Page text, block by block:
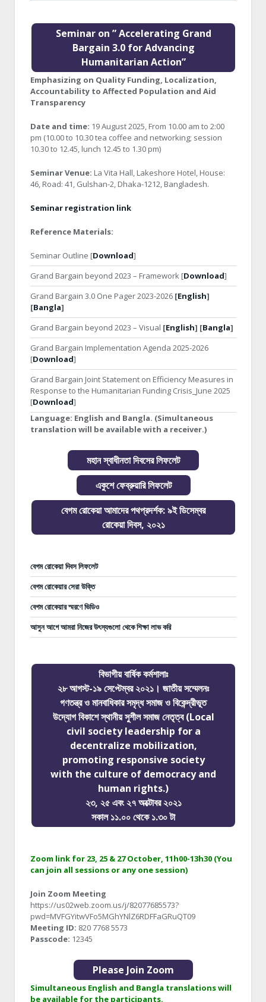
Seminar on ” Accelerating Grand
Bargain 3.0 for Advancing
Humanitarian Action”
Emphasizing on Quality Funding, Localization,
Accountability to Affected Population and Aid
Transparency
Date and time: 19 August 2025, From 10.00 am to 2:00
pm (10.00 to 10.30 tea coffee and networking; session
10.30 to 12.45, lunch 12.45 to 1.30 pm)
Seminar Venue: La Vita Hall, Lakeshore Hotel, House:
46, Road: 41, Gulshan-2, Dhaka-1212, Bangladesh.
Seminar registration link
Reference Materials:
Seminar Outline [Download]
Grand Bargain beyond 2023 – Framework [Download]
Grand Bargain 3.0 One Pager 2023-2026 [English]
[Bangla]
Grand Bargain beyond 2023 – Visual [English] [Bangla]
Grand Bargain Implementation Agenda 2025-2026
[Download]
Grand Bargain Joint Statement on Efficiency Measures in
Response to the Humanitarian Funding Crisis_June 2025
[Download]
Language: English and Bangla. (Simultaneous
translation will be available with a receiver.)
মহান স্বাধীনতা দিবসের লিফলেট
একুশে ফেব্রুয়ারি লিফলেট
বেগম রোকেয়া আমাদের পথপ্রদর্শক: ৯ই ডিসেম্বর
রোকেয়া দিবস, ২০২১
বেগম রোকেয়া দিবস লিফলেট
বেগম রোকেয়ার সেরা উক্তি
বেগম রোকেয়ার স্মরণে ভিডিও
আসুন আগে আমরা নিজের উৎস্যগুলো থেকে শিক্ষা লাভ করি
বিভাগীয় বার্ষিক কর্মশালাঃ
২৮ আগস্ট-১৯ সেপ্টেম্বর ২০২১। জাতীয় সম্মেলনঃ
গণতন্ত্র ও মানবাধিকার সমৃদ্ধ সমাজ ও বিকেন্দ্রীভূত
উদ্যোগ বিকাশে স্থানীয় সুশীল সমাজ নেতৃত্ব (Local
civil society leadership for a
decentralize mobilization,
promoting responsive society
with the culture of democracy and
human rights.)
২৩, ২৫ এবং ২৭ অক্টোবর ২০২১
সকাল ১১.০০ থেকে ১.৩০ টা
Zoom link for 23, 25 & 27 October, 11h00-13h30 (You
can join all sessions or any one session)
Join Zoom Meeting
https://us02web.zoom.us/j/82077685573?
pwd=MVFGYitwVFo5MGhYNlZ6RDFFaGRuQT09
Meeting ID: 820 7768 5573
Passcode: 12345
Please Join Zoom
Simultaneous English and Bangla translations will
be available for the participants.